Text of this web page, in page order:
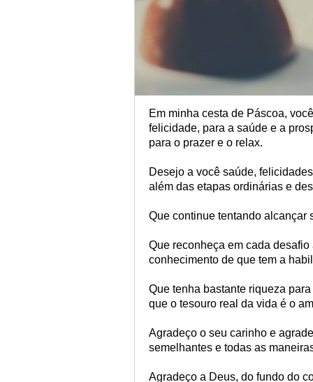
Em minha cesta de Páscoa,
felicidade, para a saúde e a
para o prazer e o relax.
Desejo a você saúde,
além das etapas ordinárias e
Que continue tentando alcançar
Que reconheça em cada
conhecimento de que tem a
Que tenha bastante riqueza
que o tesouro real da vida é o
Agradeço o seu carinho e
semelhantes e todas as
Agradeço a Deus, do fundo do